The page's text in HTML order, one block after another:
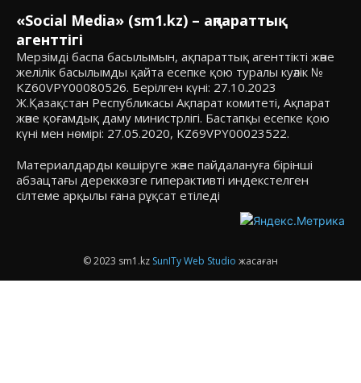
«Social Media» (sm1.kz) – ақпараттық
агенттігі
Мерзімді баспа басылымын, ақпараттық агенттікті және
желілік басылымды қайта есепке қою туралы куәлік №
KZ60VPY00080526. Берілген күні: 27.10.2023
Ж.Қазақстан Республикасы Ақпарат комитеті, Ақпарат
және қоғамдық даму министрлігі. Бастапқы есепке қою
күні мен нөмірі: 27.05.2020, KZ69VPY00023522.
Материалдарды көшіруге және пайдалануға бірінші
абзацтағы дереккөзге гиперактивті индекстелген
сілтеме арқылы ғана рұқсат етіледі
© 2023 sm1.kz SunITy Web Studio жасаған